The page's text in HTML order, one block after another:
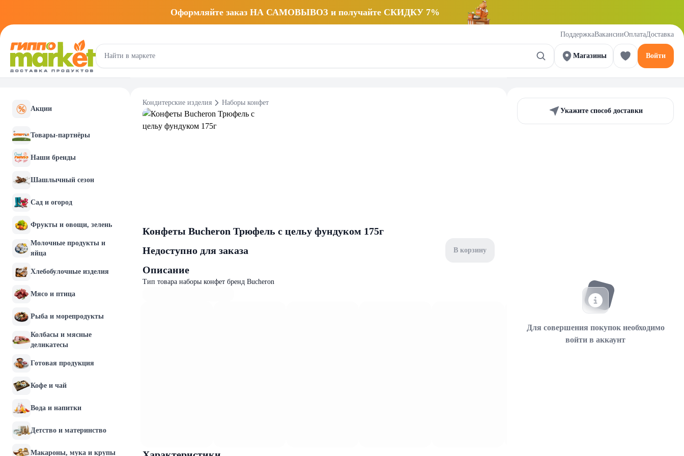
Оформляйте заказ НА САМОВЫВОЗ и получайте СКИДКУ 7%
ПоддержкаВакансииОплатаДоставка
Магазины Войти
Акции
Товары-партнёры
Наши бренды
Шашлычный сезон
Сад и огород
Фрукты и овощи, зелень
Молочные продукты и
яйца
Хлебобулочные изделия
Мясо и птица
Рыба и морепродукты
Колбасы и мясные
деликатесы
Готовая продукция
Кофе и чай
Вода и напитки
Детство и материнство
Макароны, мука и крупы
Кондитерские изделия Наборы конфет
Конфеты Bucheron Трюфель с цельy фундуком 175г
Недоступно для заказа
В корзину
Описание
Тип товара наборы конфет бренд Bucheron
Укажите способ доставки
Для совершения покупок необходимо
войти в аккаунт